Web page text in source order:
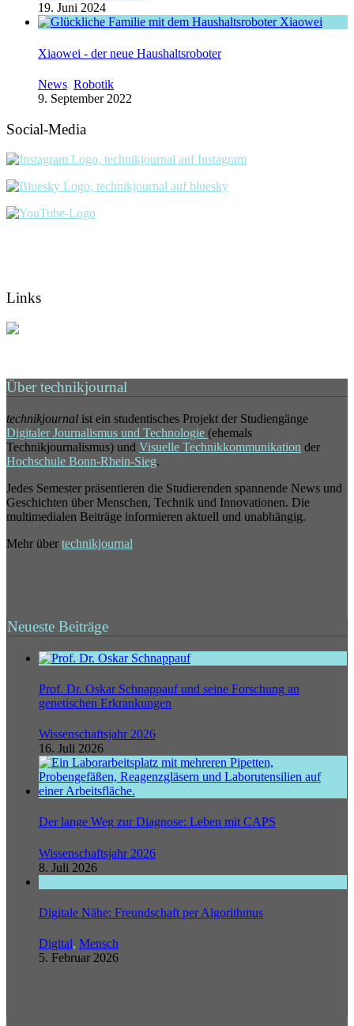
19. Juni 2024
Xiaowei - der neue Haushaltsroboter
News, Robotik
9. September 2022
Social-Media
Links
Über technikjournal
technikjournal ist ein studentisches Projekt der Studiengänge
Digitaler Journalismus und Technologie (ehemals
Technikjournalismus) und Visuelle Technikkommunikation der
Hochschule Bonn-Rhein-Sieg.
Jedes Semester präsentieren die Studierenden spannende News und
Geschichten über Menschen, Technik und Innovationen. Die
multimedialen Beiträge informieren aktuell und unabhängig.
Mehr über technikjournal
Neueste Beiträge
Prof. Dr. Oskar Schnappauf und seine Forschung an
genetischen Erkrankungen
Wissenschaftsjahr 2026
16. Juli 2026
Der lange Weg zur Diagnose: Leben mit CAPS
Wissenschaftsjahr 2026
8. Juli 2026
Digitale Nähe: Freundschaft per Algorithmus
Digital, Mensch
5. Februar 2026